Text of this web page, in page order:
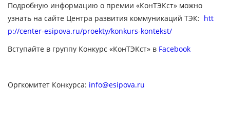
Подробную информацию о премии «КонТЭКст» можно
узнать на сайте Центра развития коммуникаций ТЭК: htt
p://center-esipova.ru/proekty/konkurs-kontekst/
Вступайте в группу Конкурс «КонТЭКст» в Facebook
Оргкомитет Конкурса: info@esipova.ru